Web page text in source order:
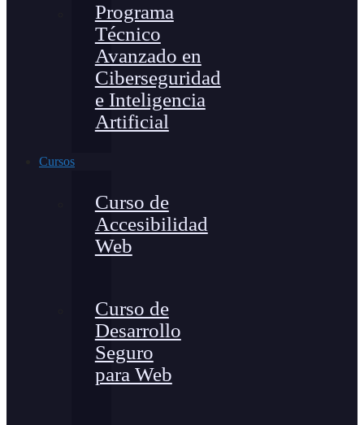
Programa
Técnico
Avanzado en
Ciberseguridad
e Inteligencia
Artificial
Cursos
Curso de
Accesibilidad
Web
Curso de
Desarrollo
Seguro
para Web